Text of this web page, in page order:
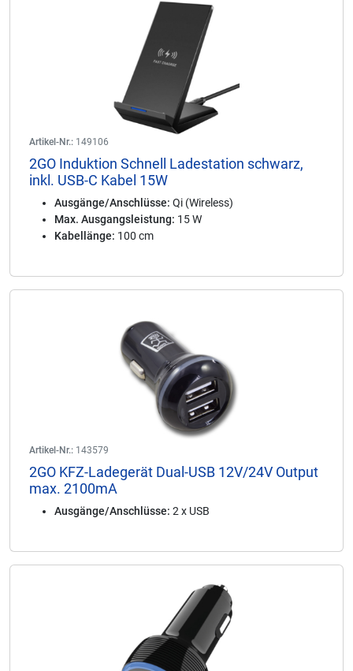
Artikel-Nr.: 149106
2GO Induktion Schnell Ladestation schwarz,
inkl. USB-C Kabel 15W
Ausgänge/Anschlüsse: Qi (Wireless)
Max. Ausgangsleistung: 15 W
Kabellänge: 100 cm
Artikel-Nr.: 143579
2GO KFZ-Ladegerät Dual-USB 12V/24V Output
max. 2100mA
Ausgänge/Anschlüsse: 2 x USB